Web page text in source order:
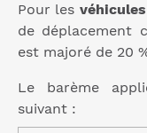
Pour les
de déplacement
est majoré de 20
Le barème
suivant :